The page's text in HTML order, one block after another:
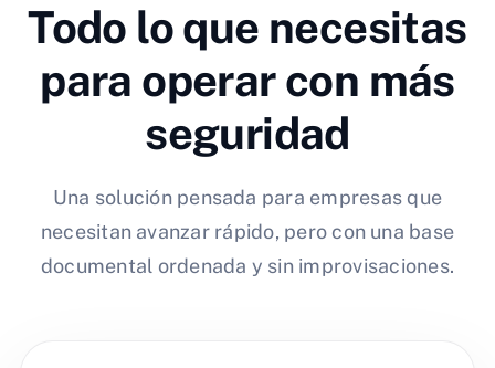
Todo lo que necesitas
para operar con más
seguridad
Una solución pensada para empresas que
necesitan avanzar rápido, pero con una base
documental ordenada y sin improvisaciones.